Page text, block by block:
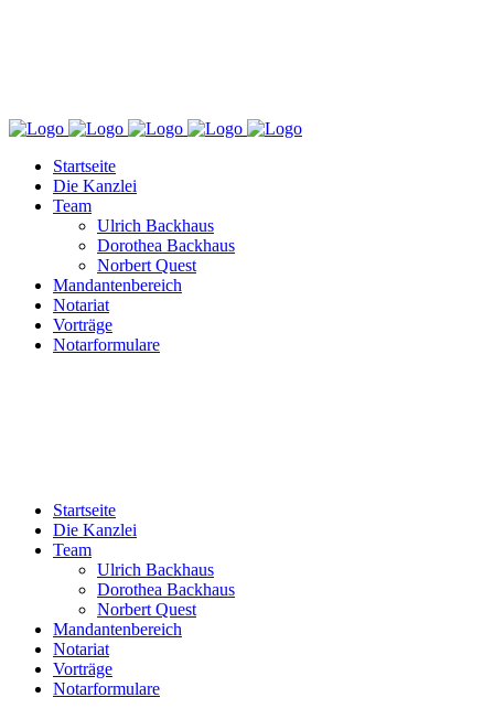
Startseite
Die Kanzlei
Team
Ulrich Backhaus
Dorothea Backhaus
Norbert Quest
Mandantenbereich
Notariat
Vorträge
Notarformulare
Startseite
Die Kanzlei
Team
Ulrich Backhaus
Dorothea Backhaus
Norbert Quest
Mandantenbereich
Notariat
Vorträge
Notarformulare